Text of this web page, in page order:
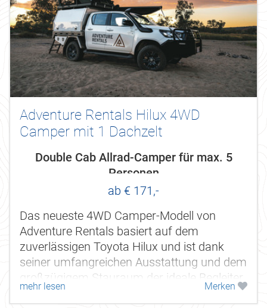
Adventure Rentals Hilux 4WD
Camper mit 1 Dachzelt
Double Cab Allrad-Camper für max. 5
Personen
ab € 171,-
Das neueste 4WD Camper-Modell von
Adventure Rentals basiert auf dem
zuverlässigen Toyota Hilux und ist dank
seiner umfangreichen Ausstattung und dem
großzügigem Stauraum der ideale Begleiter
für jegliche Campingreisen auch abseits...
mehr lesen Merken